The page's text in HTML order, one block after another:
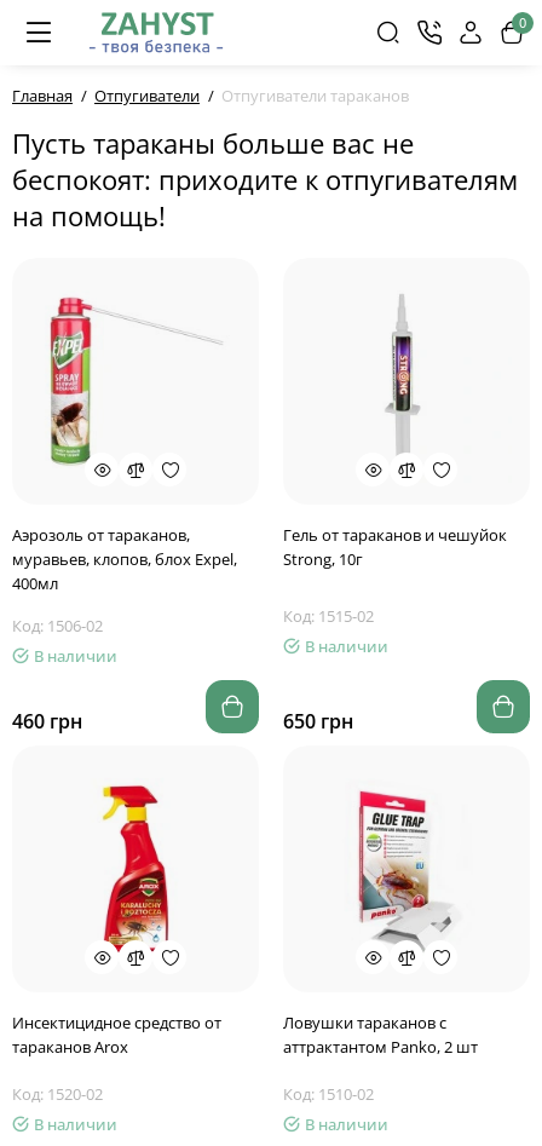
0
Главная Отпугиватели Отпугиватели тараканов
Пусть тараканы больше вас не
беспокоят: приходите к отпугивателям
на помощь!
Аэрозоль от тараканов,
муравьев, клопов, блох Expel,
400мл
Код: 1506-02
В наличии
460 грн
Гель от тараканов и чешуйок
Strong, 10г
Код: 1515-02
В наличии
650 грн
Инсектицидное средство от
тараканов Arox
Код: 1520-02
В наличии
Ловушки тараканов с
аттрактантом Panko, 2 шт
Код: 1510-02
В наличии